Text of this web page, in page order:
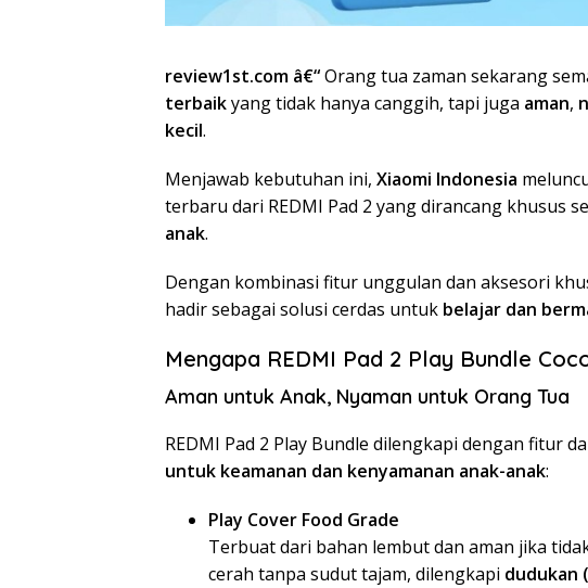
review1st.com â€“Orang tua zaman sekarang
terbaikyang tidak hanya canggih, tapi juga aman,
kecil.
Menjawab kebutuhan ini, Xiaomi Indonesia
terbaru dari REDMI Pad 2 yang dirancang khusus
anak.
Dengan kombinasi fitur unggulan dan aksesori
hadir sebagai solusi cerdas untuk belajar dan
Mengapa REDMI Pad 2 Play Bundle
Aman untuk Anak, Nyaman untuk Orang Tua
REDMI Pad 2 Play Bundle dilengkapi dengan fitur
untuk keamanan dan kenyamanan anak-anak:
Play Cover Food Grade
Terbuat dari bahan lembut dan aman jika
cerah tanpa sudut tajam, dilengkapi dudukan